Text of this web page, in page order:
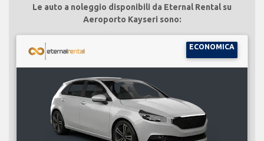
Le auto a noleggio disponibili da Eternal Rental su
Aeroporto Kayseri sono:
ECONOMICA